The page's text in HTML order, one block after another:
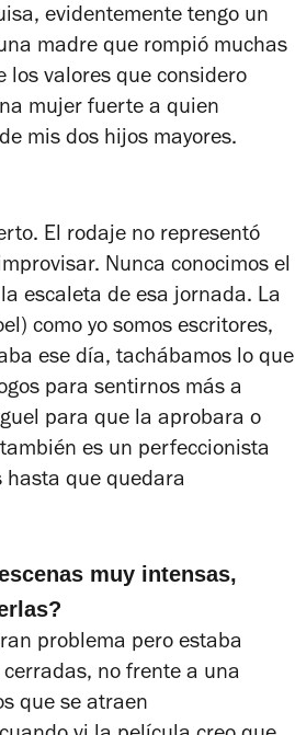
evidentemente tengo un
madre que rompió muchas
los valores que considero
mujer fuerte a quien
mis dos hijos mayores.
El rodaje no representó
Nunca conocimos el
escaleta de esa jornada. La
como yo somos escritores,
ese día, tachábamos lo que
para sentirnos más a
para que la aprobara o
es un perfeccionista
hasta que quedara
muy intensas,
problema pero estaba
no frente a una
que se atraen